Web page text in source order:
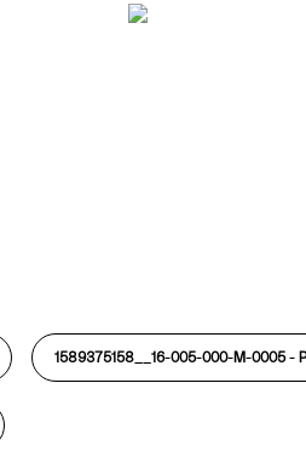
1589375158__16-005-000-M-0005 -